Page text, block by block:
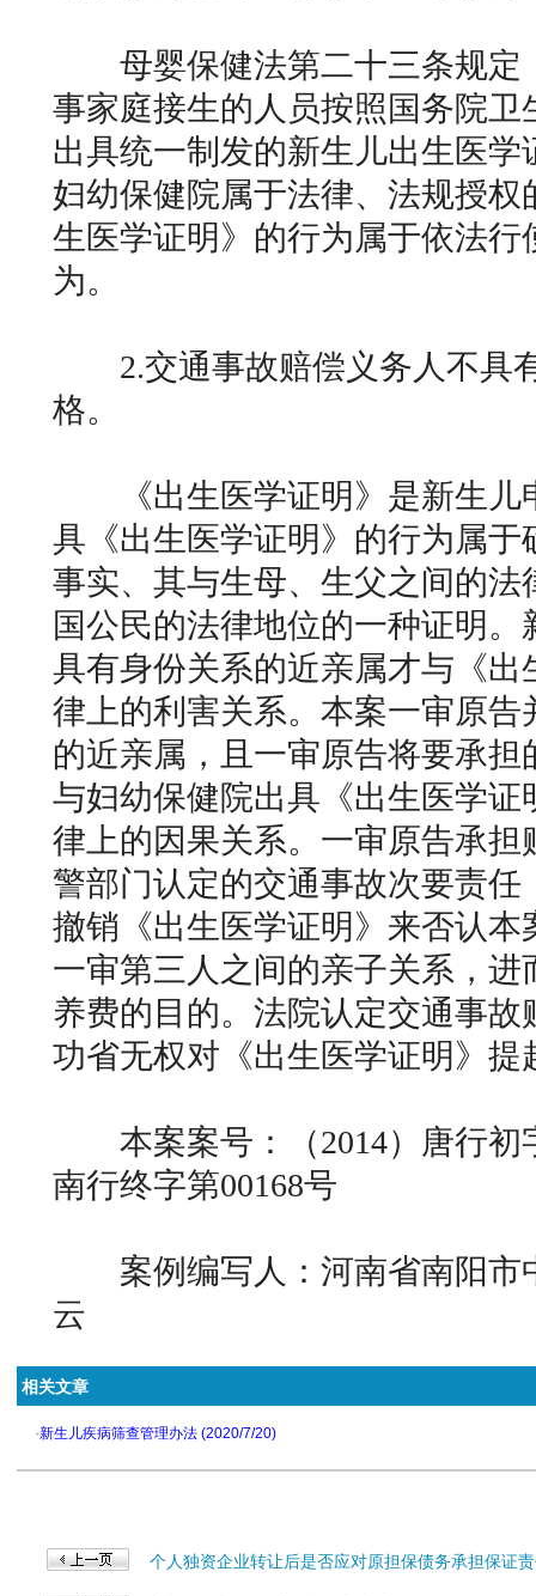
母婴保健法第二十三条规定
事家庭接生的人员按照国务院卫
出具统一制发的新生儿出生医学
妇幼保健院属于法律、法规授权
生医学证明》的行为属于依法行
为。
2.交通事故赔偿义务人不具
格。
《出生医学证明》是新生儿
具《出生医学证明》的行为属于
事实、其与生母、生父之间的法
国公民的法律地位的一种证明
具有身份关系的近亲属才与《出
律上的利害关系。本案一审原告
的近亲属，且一审原告将要承
与妇幼保健院出具《出生医学证
律上的因果关系。一审原告承担
警部门认定的交通事故次要责任
撤销《出生医学证明》来否认本
一审第三人之间的亲子关系，进
养费的目的。法院认定交通事故
功省无权对《出生医学证明》提
本案案号：（2014）唐行初
南行终字第00168号
案例编写人：河南省南阳
云
相关文章
·新生儿疾病筛查管理办法 (2020/7/20)
个人独资企业转让后是否应对原担保债务承担保证